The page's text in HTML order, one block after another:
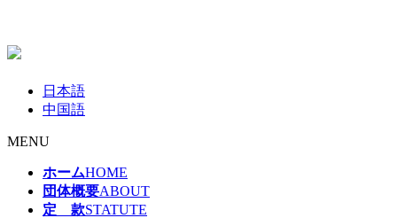
日本語
中国語
MENU
ホームHOME
団体概要ABOUT
定 款STATUTE